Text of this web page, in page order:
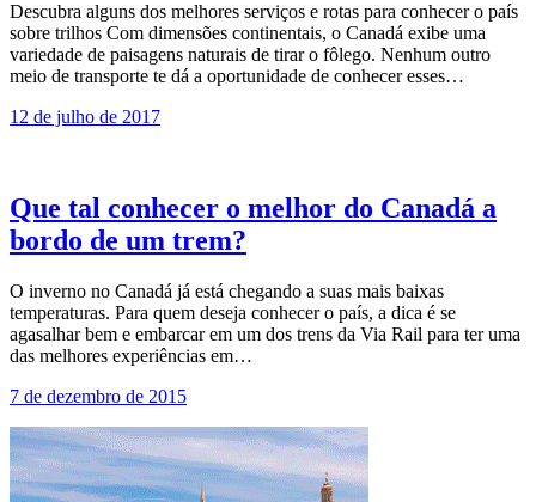
Descubra alguns dos melhores serviços e rotas para conhecer o país
sobre trilhos Com dimensões continentais, o Canadá exibe uma
variedade de paisagens naturais de tirar o fôlego. Nenhum outro
meio de transporte te dá a oportunidade de conhecer esses…
12 de julho de 2017
Que tal conhecer o melhor do Canadá a
bordo de um trem?
O inverno no Canadá já está chegando a suas mais baixas
temperaturas. Para quem deseja conhecer o país, a dica é se
agasalhar bem e embarcar em um dos trens da Via Rail para ter uma
das melhores experiências em…
7 de dezembro de 2015